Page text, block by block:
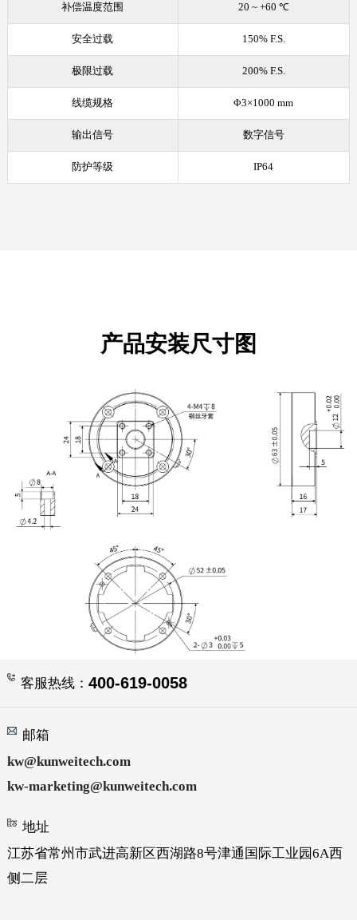
补偿温度范围 20 ~ +60 ℃
安全过载 150% F.S.
极限过载 200% F.S.
线缆规格 Φ3×1000 mm
输出信号 数字信号
防护等级 IP64
产品安装尺寸图
客服热线： 400-619-0058
邮箱
kw@kunweitech.com
kw-marketing@kunweitech.com
地址
江苏省常州市武进高新区西湖路8号津通国际工业园6A西
侧二层